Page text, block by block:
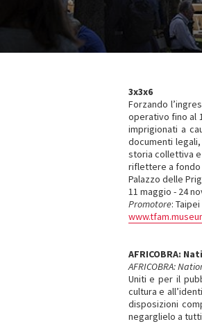
3x3x6
Forzando
operativo fino al
imprigionati a
documenti legali,
storia collettiva
riflettere a fondo
Palazzo delle
11 maggio - 24
Promotore:
AFRICOBRA:
AFRICOBRA:
Uniti e per il
cultura e
disposizioni
negarglielo a tutti